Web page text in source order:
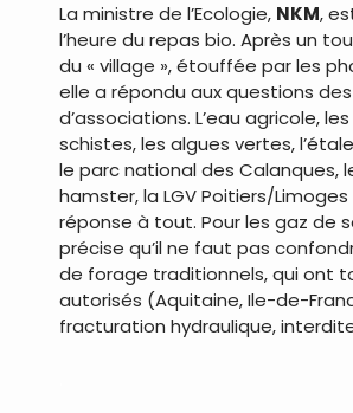
La ministre de l’Ecologie, NKM,
l’heure du repas bio. Après un
du « village », étouffée par les
elle a répondu aux questions
d’associations. L’eau agricole,
schistes, les algues vertes,
le parc national des Calanques,
hamster, la LGV Poitiers/Limoges
réponse à tout. Pour les gaz de
précise qu’il ne faut pas
de forage traditionnels, qui ont
autorisés (Aquitaine, Ile-de-
fracturation hydraulique,